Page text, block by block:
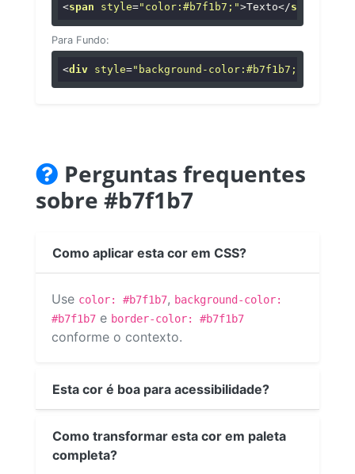
<span style="color:#b7f1b7;">Texto</span
Para Fundo:
<div style="background-color:#b7f1b7;"
Perguntas frequentes
sobre #b7f1b7
Como aplicar esta cor em CSS?
Use color: #b7f1b7, background-color:
#b7f1b7 e border-color: #b7f1b7
conforme o contexto.
Esta cor é boa para acessibilidade?
Como transformar esta cor em paleta
completa?